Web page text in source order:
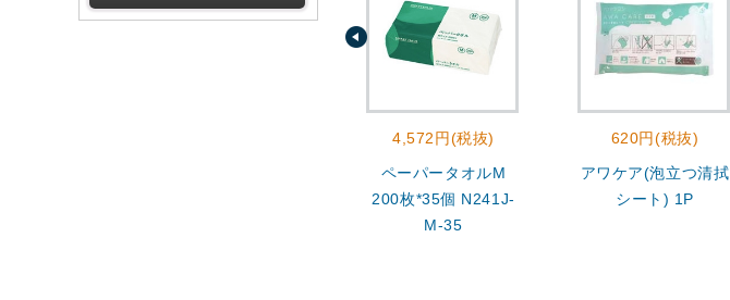
4,572円(税抜)
ペーパータオルM
200枚*35個 N241J-
M-35
620円(税抜)
アワケア(泡立つ清拭
シート) 1P